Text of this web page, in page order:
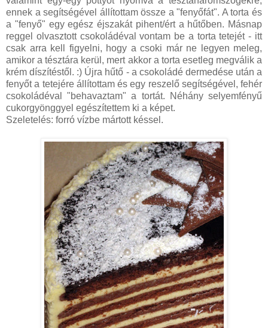
ennek a segítségével állítottam össze a "fenyőfát". A torta és
a "fenyő" egy egész éjszakát pihent/ért a hűtőben. Másnap
reggel olvasztott csokoládéval vontam be a torta tetejét - itt
csak arra kell figyelni, hogy a csoki már ne legyen meleg,
amikor a tésztára kerül, mert akkor a torta esetleg megválik a
krém díszítéstől. :) Újra hűtő - a csokoládé dermedése után a
fenyőt a tetejére állítottam és egy reszelő segítségével, fehér
csokoládéval "behavaztam" a tortát. Néhány selyemfényű
cukorgyönggyel egészítettem ki a képet.
Szeletelés: forró vízbe mártott késsel.